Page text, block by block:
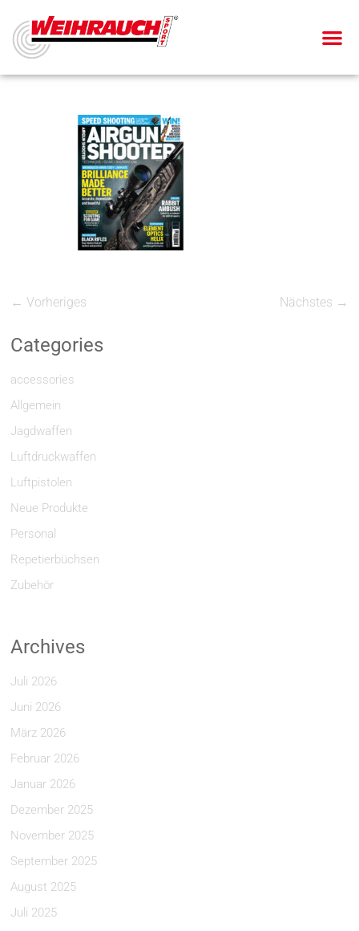
← Vorheriges Nächstes →
Categories
accessories
Allgemein
Jagdwaffen
Luftdruckwaffen
Luftpistolen
Neue Produkte
Personal
Repetierbüchsen
Zubehör
Archives
Juli 2026
Juni 2026
März 2026
Februar 2026
Januar 2026
Dezember 2025
November 2025
September 2025
August 2025
Juli 2025